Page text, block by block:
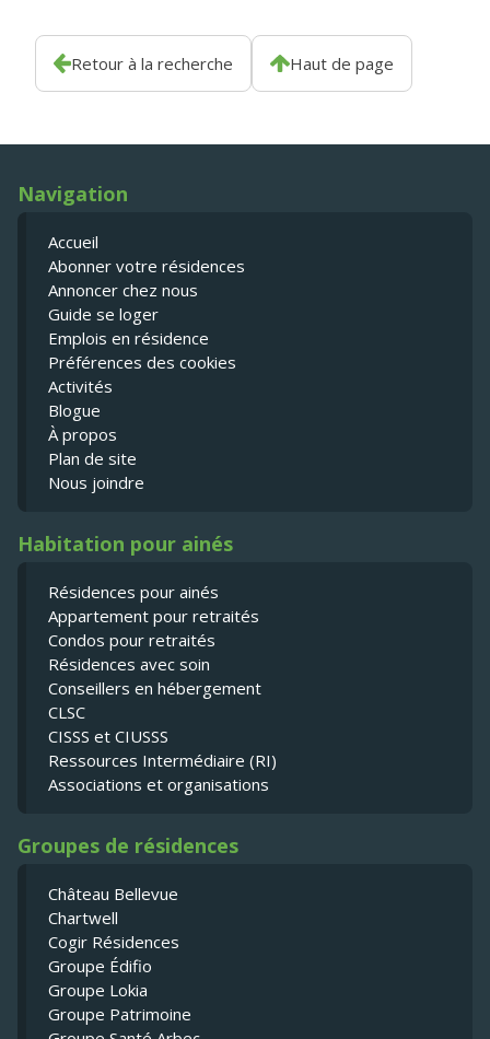
Retour à la recherche Haut de page
Navigation
Accueil
Abonner votre résidences
Annoncer chez nous
Guide se loger
Emplois en résidence
Préférences des cookies
Activités
Blogue
À propos
Plan de site
Nous joindre
Habitation pour ainés
Résidences pour ainés
Appartement pour retraités
Condos pour retraités
Résidences avec soin
Conseillers en hébergement
CLSC
CISSS et CIUSSS
Ressources Intermédiaire (RI)
Associations et organisations
Groupes de résidences
Château Bellevue
Chartwell
Cogir Résidences
Groupe Édifio
Groupe Lokia
Groupe Patrimoine